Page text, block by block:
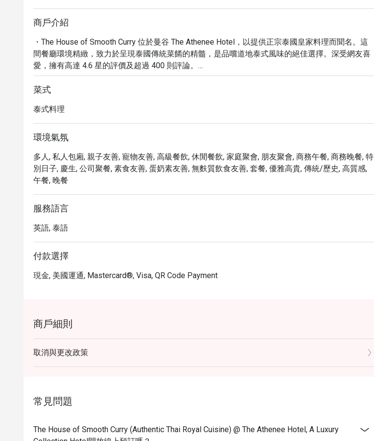
商戶介紹
・The House of Smooth Curry 位於曼谷 The Athenee Hotel，以提供正宗泰國皇家料理而聞名。這
間餐廳環境精緻，致力於呈現泰國傳統菜餚的精髓，是品嚐道地泰式風味的絕佳選擇。深受網友喜
愛，擁有高達 4.6 星的評價及超過 400 則評論。
・在這裡，您可以品嚐到精緻的瑪莎曼咖哩、以蝶豆花入菜的創意料理，以及各式精緻的泰式小
點，每一道菜都如同藝術品般賞心悅目。無論是午餐、晚餐，或是獨自用餐，都能感受到泰國皇家
・立即透過 eatigo 預訂 The House of Smooth Curry，即可享受高達 5 折的獨家優惠，品味正宗泰
國皇家料理！
菜式
泰式料理
環境氣氛
多人, 私人包廂, 親子友善, 寵物友善, 高級餐飲, 休閒餐飲, 家庭聚會, 朋友聚會, 商務午餐, 商務晚餐, 特
別日子, 慶生, 公司聚餐, 素食友善, 蛋奶素友善, 無麩質飲食友善, 套餐, 優雅高貴, 傳統/歷史, 高質感,
午餐, 晚餐
服務語言
英語, 泰語
付款選擇
現金, 美國運通, Mastercard®, Visa, QR Code Payment
商戶細則
取消與更改政策
常見問題
The House of Smooth Curry (Authentic Thai Royal Cuisine) @ The Athenee Hotel, A Luxury